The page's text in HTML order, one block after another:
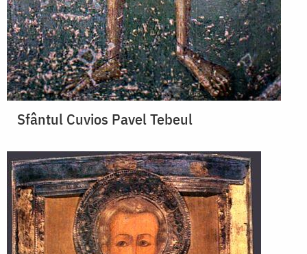
Sfântul Cuvios Pavel Tebeul